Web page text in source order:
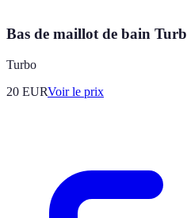
Bas de maillot de bain
Turbo
20 EURVoir le prix